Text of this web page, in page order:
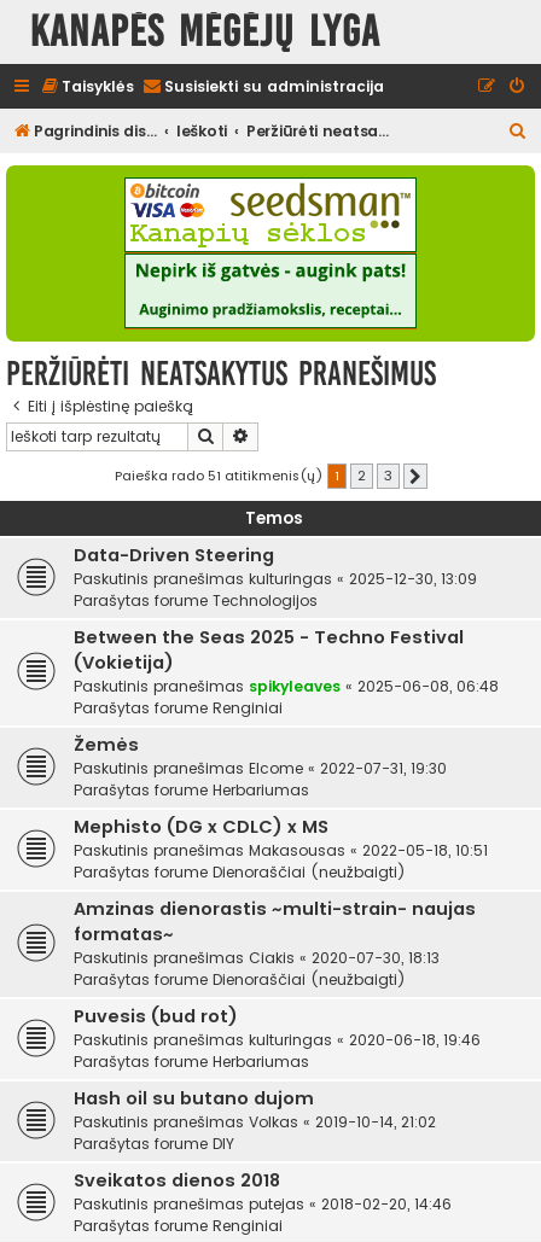
Kanapės mėgėjų lyga
Taisyklės Susisiekti su administracija
Pagrindinis diskusijų puslapis Ieškoti Peržiūrėti neatsakytus pranešimus
e
Peržiūrėti neatsakytus pranešimus
Eiti į išplėstinę paiešką
Ieškoti
Paieška rado 51 atitikmenis(ų) 1 2 3
Temos
Data-Driven Steering
Paskutinis pranešimas kulturingas « 2025-12-30, 13:09
Parašytas forume Technologijos
Between the Seas 2025 - Techno Festival
(Vokietija)
Paskutinis pranešimas spikyleaves « 2025-06-08, 06:48
Parašytas forume Renginiai
Žemės
Paskutinis pranešimas Elcome « 2022-07-31, 19:30
Parašytas forume Herbariumas
Mephisto (DG x CDLC) x MS
Paskutinis pranešimas Makasousas « 2022-05-18, 10:51
Parašytas forume Dienoraščiai (neužbaigti)
Amzinas dienorastis ~multi-strain- naujas
formatas~
Paskutinis pranešimas Ciakis « 2020-07-30, 18:13
Parašytas forume Dienoraščiai (neužbaigti)
Puvesis (bud rot)
Paskutinis pranešimas kulturingas « 2020-06-18, 19:46
Parašytas forume Herbariumas
Hash oil su butano dujom
Paskutinis pranešimas Volkas « 2019-10-14, 21:02
Parašytas forume DIY
Sveikatos dienos 2018
Paskutinis pranešimas putejas « 2018-02-20, 14:46
Parašytas forume Renginiai